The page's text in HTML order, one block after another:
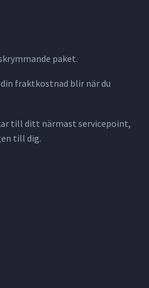
paket.
din fraktkostnad blir när du
till ditt närmast servicepoint,
till dig.